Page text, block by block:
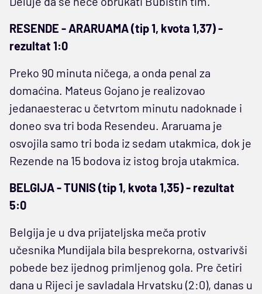
RESENDE - ARARUAMA (tip 1, kvota 1,37) -
rezultat 1:0
Preko 90 minuta ničega, a onda penal za
domaćina. Mateus Gojano je realizovao
jedanaesterac u četvrtom minutu nadoknade i
doneo sva tri boda Resendeu. Araruama je
osvojila samo tri boda iz sedam utakmica, dok je
Rezende na 15 bodova iz istog broja utakmica.
BELGIJA - TUNIS (tip 1, kvota 1,35) - rezultat
5:0
Belgija je u dva prijateljska meča protiv
učesnika Mundijala bila besprekorna, ostvarivši
pobede bez ijednog primljenog gola. Pre četiri
dana u Rijeci je savladala Hrvatsku (2:0), danas u